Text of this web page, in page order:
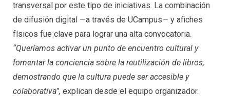
transversal por este tipo de iniciativas. La combinación
de difusión digital —a través de UCampus— y afiches
físicos fue clave para lograr una alta convocatoria.
“Queríamos activar un punto de encuentro cultural y
fomentar la conciencia sobre la reutilización de libros,
demostrando que la cultura puede ser accesible y
colaborativa”, explican desde el equipo organizador.